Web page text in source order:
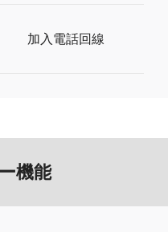
加入電話回線
機能